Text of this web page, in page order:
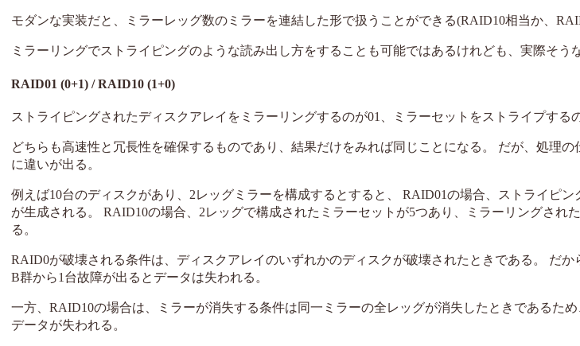
モダンな実装だと、ミラーレッグ数のミラーを連結した形で扱うことができる(RAID10相当か、
ミラーリングでストライピングのような読み出し方をすることも可能ではあるけれども、実際そう
RAID01 (0+1) / RAID10 (1+0)
ストライピングされたディスクアレイをミラーリングするのが01、ミラーセットをストライプするの
どちらも高速性と冗長性を確保するものであり、結果だけをみれば同じことになる。 だが、処理
に違いが出る。
例えば10台のディスクがあり、2レッグミラーを構成するとすると、 RAID01の場合、ストライピ
が生成される。 RAID10の場合、2レッグで構成されたミラーセットが5つあり、ミラーリングされ
る。
RAID0が破壊される条件は、ディスクアレイのいずれかのディスクが破壊されたときである。 だか
B群から1台故障が出るとデータは失われる。
一方、RAID10の場合は、ミラーが消失する条件は同一ミラーの全レッグが消失したときであるた
データが失われる。